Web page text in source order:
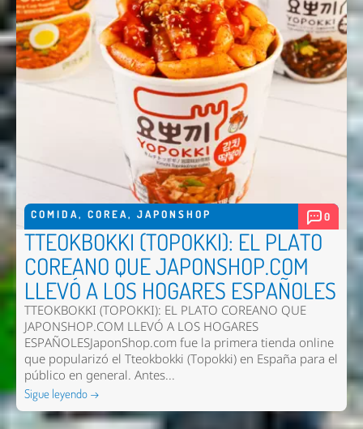
COMIDA, COREA, JAPONSHOP 0
TTEOKBOKKI (TOPOKKI): EL PLATO
COREANO QUE JAPONSHOP.COM
LLEVÓ A LOS HOGARES ESPAÑOLES
TTEOKBOKKI (TOPOKKI): EL PLATO COREANO QUE
JAPONSHOP.COM LLEVÓ A LOS HOGARES
ESPAÑOLESJaponShop.com fue la primera tienda online
que popularizó el Tteokbokki (Topokki) en España para el
público en general. Antes...
Sigue leyendo →